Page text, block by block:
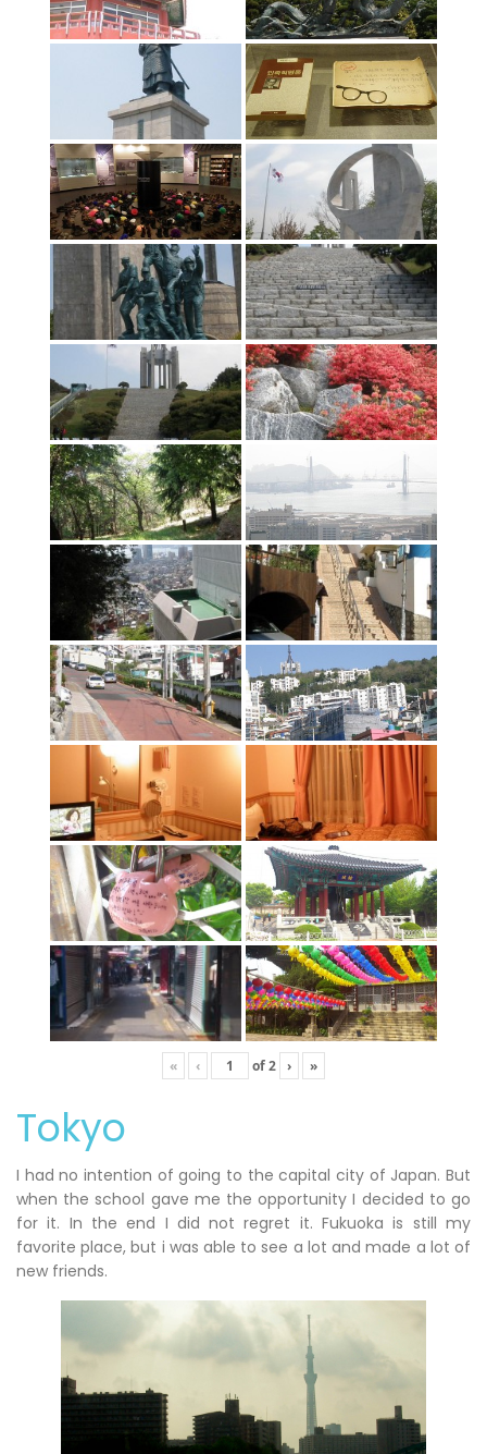
« ‹ of2 › »
Tokyo
I had no intention of going to the capital city of Japan. But
when the school gave me the opportunity I decided to go
for it. In the end I did not regret it. Fukuoka is still my
favorite place, but i was able to see a lot and made a lot of
new friends.